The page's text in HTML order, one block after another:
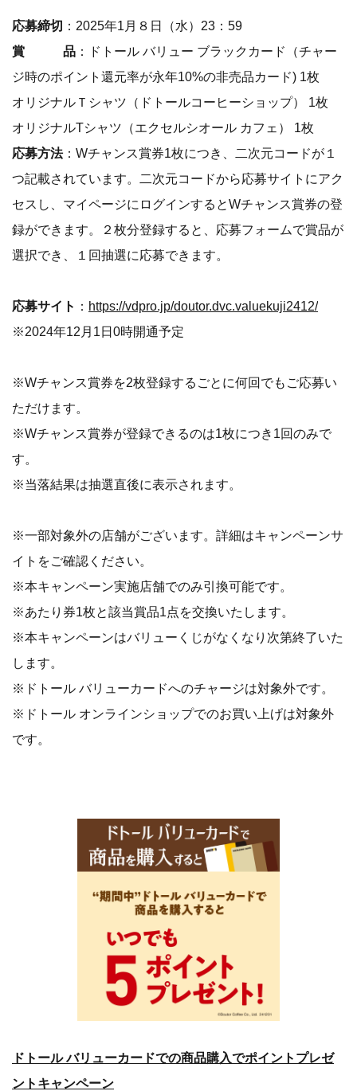
応募締切 ：2025年1月８日（水）23：59
賞 品 ：ドトール バリュー ブラックカード（チャー
ジ時のポイント還元率が永年10%の非売品カード) 1枚
オリジナルＴシャツ（ドトールコーヒーショップ） 1枚
オリジナルTシャツ（エクセルシオール カフェ） 1枚
応募方法：Wチャンス賞券1枚につき、二次元コードが１
つ記載されています。二次元コードから応募サイトにアク
セスし、マイページにログインするとWチャンス賞券の登
録ができます。２枚分登録すると、応募フォームで賞品が
選択でき、１回抽選に応募できます。
応募サイト ： https://vdpro.jp/doutor.dvc.valuekuji2412/
※2024年12月1日0時開通予定
※Wチャンス賞券を2枚登録するごとに何回でもご応募い
ただけます。
※Wチャンス賞券が登録できるのは1枚につき1回のみで
す。
※当落結果は抽選直後に表示されます。
※一部対象外の店舗がございます。詳細はキャンペーンサ
イトをご確認ください。
※本キャンペーン実施店舗でのみ引換可能です。
※あたり券1枚と該当賞品1点を交換いたします。
※本キャンペーンはバリューくじがなくなり次第終了いた
します。
※ドトール バリューカードへのチャージは対象外です。
※ドトール オンラインショップでのお買い上げは対象外
です。
ドトール バリューカードでの商品購入でポイントプレゼ
ントキャンペーン